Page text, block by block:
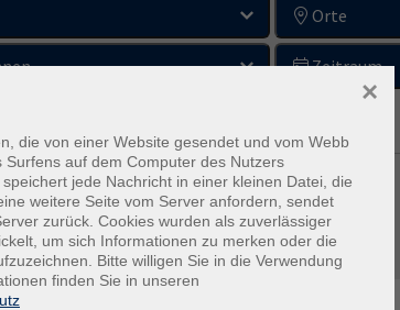
Orte
Zeitraum
die von einer Website gesendet und vom Webb
auf dem Computer des Nutzers
jede Nachricht in einer kleinen Datei, die
weitere Seite vom Server anfordern, sendet
zurück. Cookies wurden als zuverlässiger
um sich Informationen zu merken oder die
Bitte willigen Sie in die Verwendung
finden Sie in unseren
×